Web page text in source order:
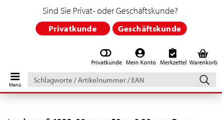
Privatkunde Mein Konto Merkzettel Warenkorb
Schlagworte
/
Artikelnummer
Sind Sie Privat- oder Geschäftskunde?
Privatkunde Geschäftskunde